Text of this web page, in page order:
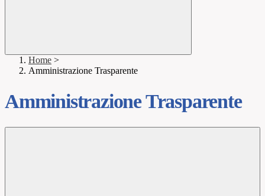
Home >
Amministrazione Trasparente
Amministrazione Trasparente